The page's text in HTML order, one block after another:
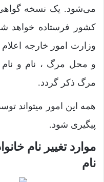
می‌شود. یک نسخه گواهی
کشور فرستاده خواهد
وزارت امور ‌خارجه
و محل مرگ ، نام و نام
مرگ ذکر گردد.
همه این امور میتواند
پیگیری شود.
موارد تغییر نام
نام